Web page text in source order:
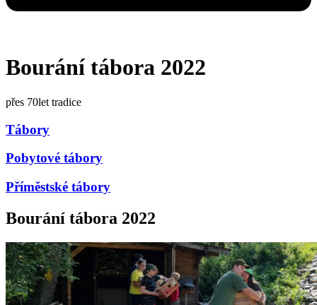
Bourání tábora 2022
přes 70let tradice
Tábory
Pobytové tábory
Příměstské tábory
Bourání tábora 2022